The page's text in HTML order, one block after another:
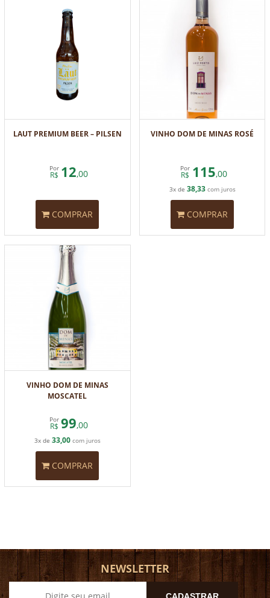
LAUT PREMIUM BEER – PILSEN
Por
R$ 12,00
COMPRAR
VINHO DOM DE MINAS ROSÉ
Por
R$ 115,00
3x de 38,33com juros
COMPRAR
VINHO DOM DE MINAS
MOSCATEL
Por
R$ 99,00
3x de 33,00com juros
COMPRAR
NEWSLETTER
CADASTRAR